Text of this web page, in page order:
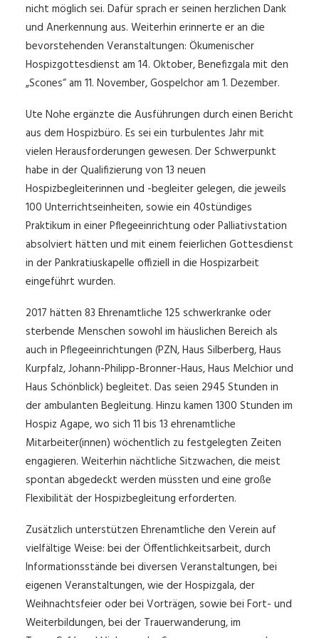
nicht möglich sei. Dafür sprach er seinen herzlichen Dank
und Anerkennung aus. Weiterhin erinnerte er an die
bevorstehenden Veranstaltungen: Ökumenischer
Hospizgottesdienst am 14. Oktober, Benefizgala mit den
„Scones“ am 11. November, Gospelchor am 1. Dezember.
Ute Nohe ergänzte die Ausführungen durch einen Bericht
aus dem Hospizbüro. Es sei ein turbulentes Jahr mit
vielen Herausforderungen gewesen. Der Schwerpunkt
habe in der Qualifizierung von 13 neuen
Hospizbegleiterinnen und -begleiter gelegen, die jeweils
100 Unterrichtseinheiten, sowie ein 40stündiges
Praktikum in einer Pflegeeinrichtung oder Palliativstation
absolviert hätten und mit einem feierlichen Gottesdienst
in der Pankratiuskapelle offiziell in die Hospizarbeit
eingeführt wurden.
2017 hätten 83 Ehrenamtliche 125 schwerkranke oder
sterbende Menschen sowohl im häuslichen Bereich als
auch in Pflegeeinrichtungen (PZN, Haus Silberberg, Haus
Kurpfalz, Johann-Philipp-Bronner-Haus, Haus Melchior und
Haus Schönblick) begleitet. Das seien 2945 Stunden in
der ambulanten Begleitung. Hinzu kamen 1300 Stunden im
Hospiz Agape, wo sich 11 bis 13 ehrenamtliche
Mitarbeiter(innen) wöchentlich zu festgelegten Zeiten
engagieren. Weiterhin nächtliche Sitzwachen, die meist
spontan abgedeckt werden müssten und eine große
Flexibilität der Hospizbegleitung erforderten.
Zusätzlich unterstützen Ehrenamtliche den Verein auf
vielfältige Weise: bei der Öffentlichkeitsarbeit, durch
Informationsstände bei diversen Veranstaltungen, bei
eigenen Veranstaltungen, wie der Hospizgala, der
Weihnachtsfeier oder bei Vorträgen, sowie bei Fort- und
Weiterbildungen, bei der Trauerwanderung, im